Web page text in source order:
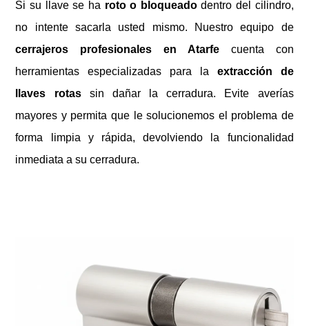
Si su llave se ha roto o bloqueadodentro del cilindro,
no intente sacarla usted mismo. Nuestro equipo de
cerrajeros profesionales en Atarfecuenta con
herramientas especializadas para la extracción de
llaves rotassin dañar la cerradura. Evite averías
mayores y permita que le solucionemos el problema de
forma limpia y rápida, devolviendo la funcionalidad
inmediata a su cerradura.